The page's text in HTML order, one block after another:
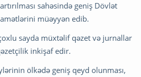
sahəsində geniş Dövlət
müəyyən edib.
sayda müxtəlif qəzet və jurnallar
inkişaf edir.
ölkədə geniş qeyd olunması,